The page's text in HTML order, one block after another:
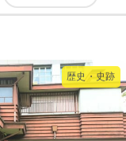
歴史・史跡